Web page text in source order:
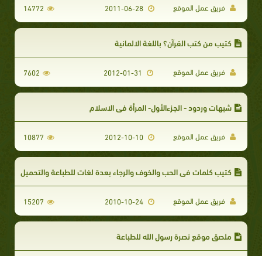
فريق عمل الموقع 14772
كتيب من كتب القرآن؟ باللغة الالمانية
فريق عمل الموقع 7602
شبهات وردود - الجزءالأول- المرأة في الاسلام
فريق عمل الموقع 10877
كتيب كلمات في الحب والخوف والرجاء بعدة لغات للطباعة والتحميل
فريق عمل الموقع 15207
ملصق موقع نصرة رسول الله للطباعة